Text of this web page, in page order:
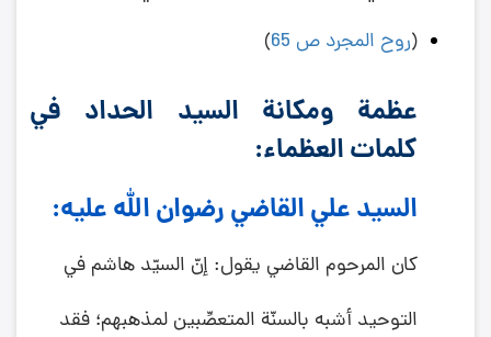
(روح المجرد ص 65 )
عظمة ومكانة السيد الحداد في
كلمات العظماء:
السيد علي القاضي رضوان الله عليه:
كان المرحوم القاضي يقول: إنّ السيّد هاشم في
التوحيد أشبه بالسنّة المتعصِّبين لمذهبهم؛ فقد